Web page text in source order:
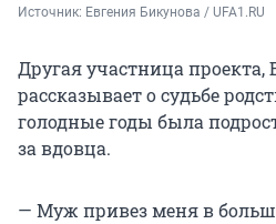
Источник: Евгения Бикунова / UFA1.RU
Другая участница проекта,
рассказывает о судьбе
голодные годы была
за вдовца.
— Муж привез меня в